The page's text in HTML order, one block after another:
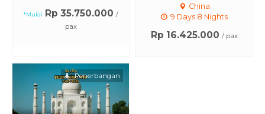
*Mulai Rp 35.750.000 /
pax
China
9 Days 8 Nights
Rp 16.425.000 / pax
Penerbangan